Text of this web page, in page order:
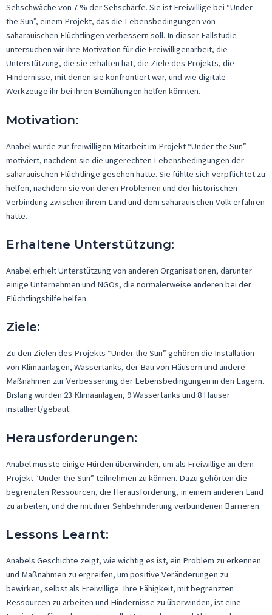
Sehschwäche von 7 % der Sehschärfe. Sie ist Freiwillige bei “Under
the Sun”, einem Projekt, das die Lebensbedingungen von
saharauischen Flüchtlingen verbessern soll. In dieser Fallstudie
untersuchen wir ihre Motivation für die Freiwilligenarbeit, die
Unterstützung, die sie erhalten hat, die Ziele des Projekts, die
Hindernisse, mit denen sie konfrontiert war, und wie digitale
Werkzeuge ihr bei ihren Bemühungen helfen könnten.
Motivation:
Anabel wurde zur freiwilligen Mitarbeit im Projekt “Underthe Sun”
motiviert, nachdem sie die ungerechten Lebensbedingungen der
saharauischen Flüchtlinge gesehen hatte. Sie fühlte sich verpflichtet zu
helfen, nachdem sie von deren Problemen und der historischen
Verbindung zwischen ihrem Land und dem saharauischen Volk erfahren
hatte.
Erhaltene Unterstützung:
Anabel erhielt Unterstützung von anderen Organisationen, darunter
einige Unternehmen und NGOs, die normalerweise anderen bei der
Flüchtlingshilfe helfen.
Ziele:
Zu den Zielen des Projekts “Underthe Sun” gehören die Installation
von Klimaanlagen, Wassertanks, der Bau von Häusern und andere
Maßnahmen zur Verbesserung der Lebensbedingungen in den Lagern.
Bislang wurden 23 Klimaanlagen, 9Wassertanks und 8 Häuser
installiert/gebaut.
Herausforderungen:
Anabel musste einige Hürden überwinden, um als Freiwillige an dem
Projekt “Underthe Sun” teilnehmen zu können. Dazu gehörten die
begrenzten Ressourcen, die Herausforderung, in einem anderen Land
zu arbeiten, und die mit ihrer Sehbehinderung verbundenen Barrieren.
Lessons Learnt:
Anabels Geschichte zeigt, wie wichtig es ist, ein Problem zu erkennen
und Maßnahmen zu ergreifen, um positive Veränderungen zu
bewirken, selbst als Freiwillige. Ihre Fähigkeit, mit begrenzten
Ressourcen zu arbeiten und Hindernisse zu überwinden, ist eine